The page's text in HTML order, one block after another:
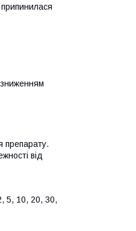
препарату.
від
5, 10, 20, 30,